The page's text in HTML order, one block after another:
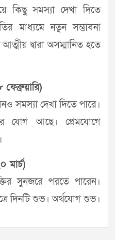
কিছু সমস্যা দেখা দিতে
মাধ্যমে নতুন সম্ভাবনা
দ্বারা অসম্মানিত হতে
সমস্যা দেখা দিতে পারে।
যোগ আছে। প্রেমযোগে
মার্চ)
সুনজরে পরতে পারেন।
দিনটি শুভ। অর্থযোগ শুভ।